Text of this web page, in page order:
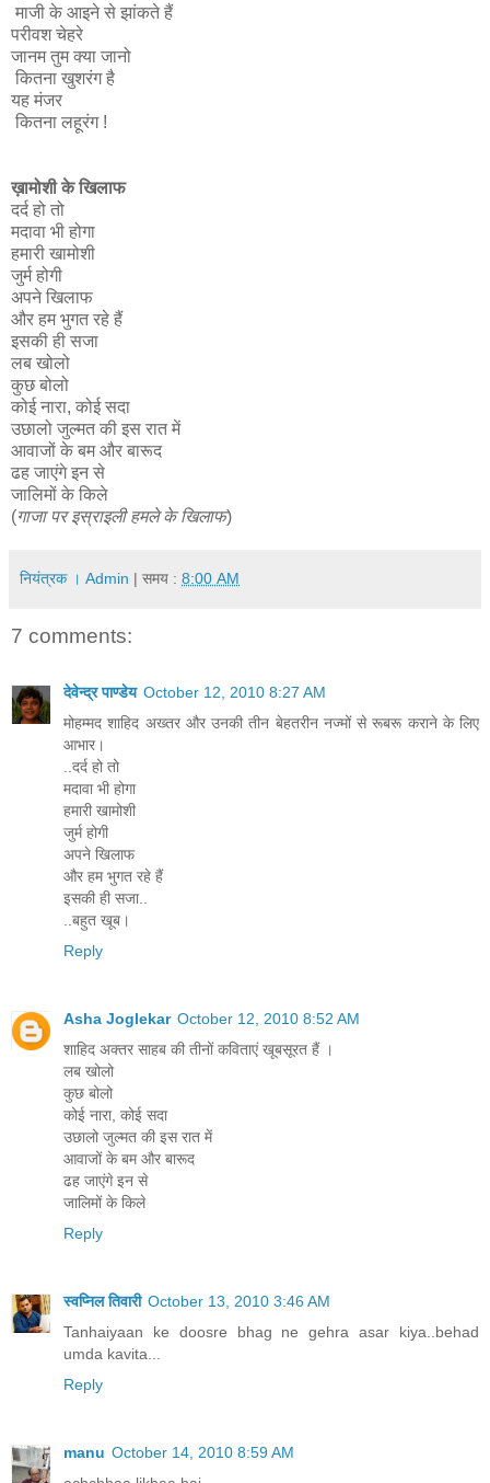
माजी के आइने से झांकते हैं
परीवश चेहरे
जानम तुम क्या जानो
कितना खुशरंग है
यह मंजर
कितना लहूरंग !
ख़ामोशी के खिलाफ
दर्द हो तो
मदावा भी होगा
हमारी खामोशी
जुर्म होगी
अपने खिलाफ
और हम भुगत रहे हैं
इसकी ही सजा
लब खोलो
कुछ बोलो
कोई नारा, कोई सदा
उछालो जुल्मत की इस रात में
आवाजों के बम और बारूद
ढह जाएंगे इन से
जालिमों के किले
(गाजा पर इस्राइली हमले के खिलाफ)
नियंत्रक । Admin | समय : 8:00 AM
7 comments:
देवेन्द्र पाण्डेय October 12, 2010 8:27 AM
मोहम्मद शाहिद अख्तर और उनकी तीन बेहतरीन नज्मों से रूबरू कराने के लिए
आभार।
..दर्द हो तो
मदावा भी होगा
हमारी खामोशी
जुर्म होगी
अपने खिलाफ
और हम भुगत रहे हैं
इसकी ही सजा..
..बहुत खूब।
Reply
Asha Joglekar October 12, 2010 8:52 AM
शाहिद अक्तर साहब की तीनों कविताएं खूबसूरत हैं ।
लब खोलो
कुछ बोलो
कोई नारा, कोई सदा
उछालो जुल्मत की इस रात में
आवाजों के बम और बारूद
ढह जाएंगे इन से
जालिमों के किले
Reply
स्वप्निल तिवारी October 13, 2010 3:46 AM
Tanhaiyaan ke doosre bhag ne gehra asar kiya..behad
umda kavita...
Reply
manu October 14, 2010 8:59 AM